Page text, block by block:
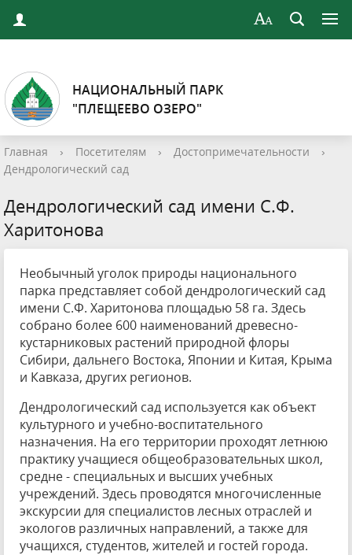
НАЦИОНАЛЬНЫЙ ПАРК
"ПЛЕЩЕЕВО ОЗЕРО"
Главная › Посетителям › Достопримечательности
›
Дендрологический сад
Дендрологический сад имени С.Ф.
Харитонова
Необычный уголок природы национального
парка представляет собой дендрологический сад
имени С.Ф. Харитонова площадью 58 га. Здесь
собрано более 600 наименований древесно-
кустарниковых растений природной флоры
Сибири, дальнего Востока, Японии и Китая, Крыма
и Кавказа, других регионов.
Дендрологический сад используется как объект
культурного и учебно-воспитательного
назначения. На его территории проходят летнюю
практику учащиеся общеобразовательных школ,
средне - специальных и высших учебных
учреждений. Здесь проводятся многочисленные
экскурсии для специалистов лесных отраслей и
экологов различных направлений, а также для
учащихся, студентов, жителей и гостей города.